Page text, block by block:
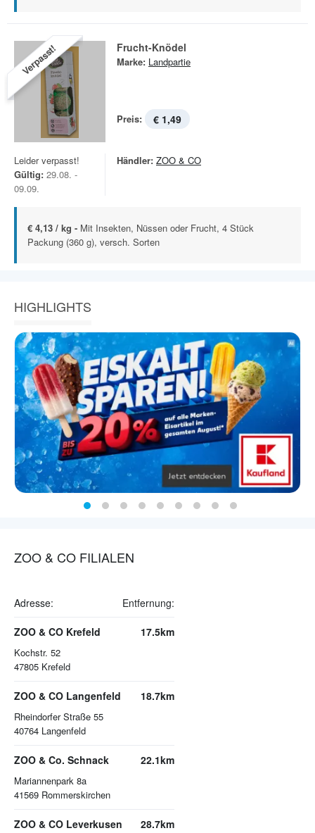
Verpasst! Frucht-Knödel
Marke: Landpartie
Preis: € 1,49
Leider verpasst!
Gültig: 29.08. -
09.09.
Händler: ZOO & CO
€ 4,13 / kg - Mit Insekten, Nüssen oder Frucht, 4 Stück
Packung (360 g), versch. Sorten
HIGHLIGHTS
ZOO & CO FILIALEN
Adresse: Entfernung:
ZOO & CO Krefeld
Kochstr. 52
47805 Krefeld
17.5km
ZOO & CO Langenfeld
Rheindorfer Straße 55
40764 Langenfeld
18.7km
ZOO & Co. Schnack
Mariannenpark 8a
41569 Rommerskirchen
22.1km
ZOO & CO Leverkusen 28.7km